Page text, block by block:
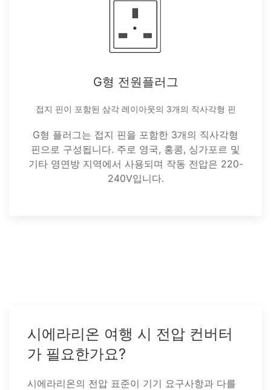
G형 전원플러그
접지 핀이 포함된 삼각 레이아웃의 3개의 직사각형 핀
G형 플러그는 접지 핀을 포함한 3개의 직사각형
핀으로 구성됩니다. 주로 영국, 홍콩, 싱가포르 및
기타 영연방 지역에서 사용되며 작동 전압은 220-
240V입니다.
시에라리온 여행 시 전압 컨버터
가 필요한가요?
시에라리온의 전압 표준이 기기 요구사항과 다를